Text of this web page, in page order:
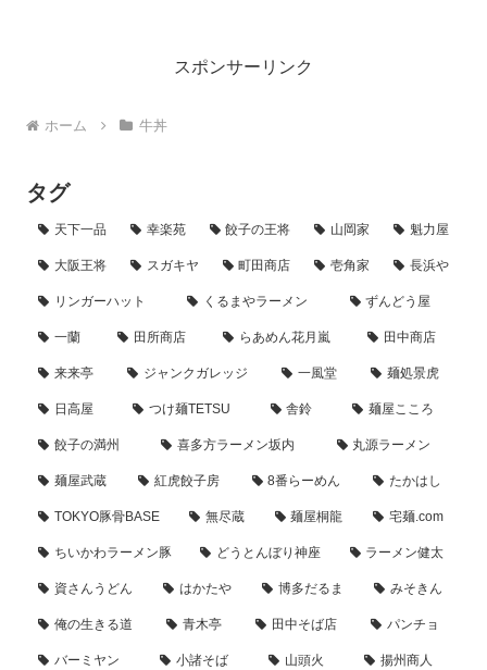
スポンサーリンク
ホーム 牛丼
タグ
天下一品 幸楽苑 餃子の王将 山岡家 魁力屋
大阪王将 スガキヤ 町田商店 壱角家 長浜や
リンガーハット くるまやラーメン ずんどう屋
一蘭 田所商店 らあめん花月嵐 田中商店
来来亭 ジャンクガレッジ 一風堂 麺処景虎
日高屋 つけ麺TETSU 舎鈴 麺屋こころ
餃子の満州 喜多方ラーメン坂内 丸源ラーメン
麺屋武蔵 紅虎餃子房 8番らーめん たかはし
TOKYO豚骨BASE 無尽蔵 麺屋桐龍 宅麺.com
ちいかわラーメン豚 どうとんぼり神座 ラーメン健太
資さんうどん はかたや 博多だるま みそきん
俺の生きる道 青木亭 田中そば店 パンチョ
バーミヤン 小諸そば 山頭火 揚州商人